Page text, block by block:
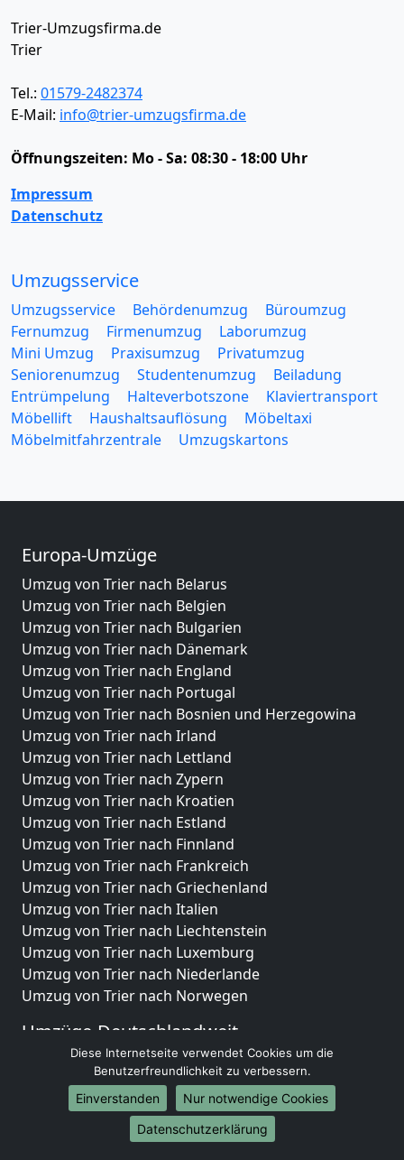
Trier-Umzugsfirma.de
Trier
Tel.: 01579-2482374
E-Mail: info@trier-umzugsfirma.de
Öffnungszeiten: Mo - Sa: 08:30 - 18:00 Uhr
Impressum
Datenschutz
Umzugsservice
Umzugsservice Behördenumzug
Büroumzug
Fernumzug
Firmenumzug
Laborumzug
Mini Umzug
Praxisumzug
Privatumzug
Seniorenumzug
Studentenumzug
Beiladung
Entrümpelung
Halteverbotszone
Klaviertransport
Möbellift
Haushaltsauflösung
Möbeltaxi
Möbelmitfahrzentrale
Umzugskartons
Europa-Umzüge
Umzug von Trier nach Belarus
Umzug von Trier nach Belgien
Umzug von Trier nach Bulgarien
Umzug von Trier nach Dänemark
Umzug von Trier nach England
Umzug von Trier nach Portugal
Umzug von Trier nach Bosnien und Herzegowina
Umzug von Trier nach Irland
Umzug von Trier nach Lettland
Umzug von Trier nach Zypern
Umzug von Trier nach Kroatien
Umzug von Trier nach Estland
Umzug von Trier nach Finnland
Umzug von Trier nach Frankreich
Umzug von Trier nach Griechenland
Umzug von Trier nach Italien
Umzug von Trier nach Liechtenstein
Umzug von Trier nach Luxemburg
Umzug von Trier nach Niederlande
Umzug von Trier nach Norwegen
Umzüge-Deutschlandweit
Umzug von Trier nach Berlin
Umzug von Trier nach Hamburg
Umzug von Trier nach München
Umzug von Trier nach Köln
Umzug von Trier nach Frankfurt am Main
Diese Internetseite verwendet Cookies um die
Benutzerfreundlichkeit zu verbessern.
Einverstanden
Nur notwendige Cookies
Datenschutzerklärung